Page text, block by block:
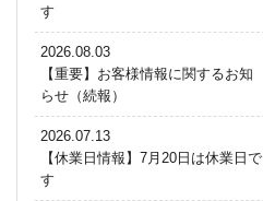
す
2026.08.03
【重要】お客様情報に関するお知
らせ（続報）
2026.07.13
【休業日情報】7月20日は休業日で
す